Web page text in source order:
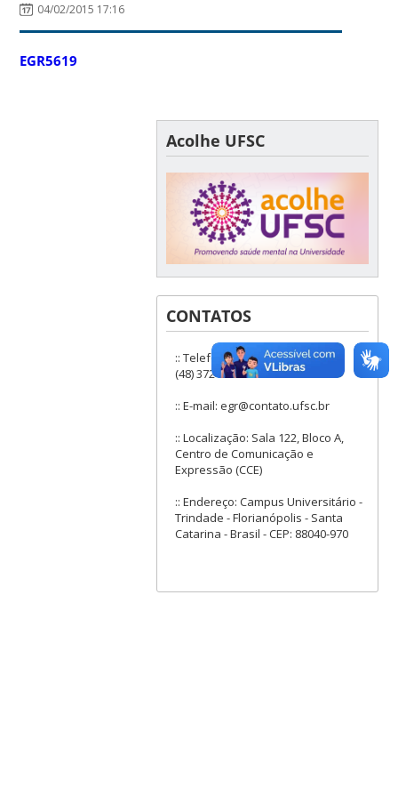
04/02/2015 17:16
EGR5619
Acolhe UFSC
CONTATOS
:: Telefones: (48) 3721-9285 ou
(48) 3721-6504
:: E-mail: egr@contato.ufsc.br
:: Localização: Sala 122, Bloco A,
Centro de Comunicação e
Expressão (CCE)
:: Endereço: Campus Universitário -
Trindade - Florianópolis - Santa
Catarina - Brasil - CEP: 88040-970